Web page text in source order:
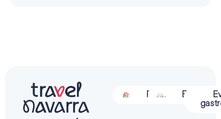
Alojamiento
Restauración
Actividades